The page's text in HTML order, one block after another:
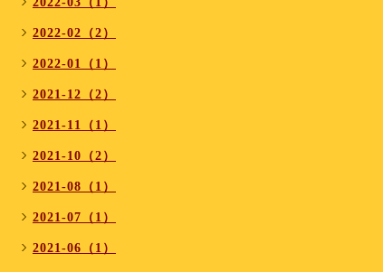
2022-02（2）
2022-01（1）
2021-12（2）
2021-11（1）
2021-10（2）
2021-08（1）
2021-07（1）
2021-06（1）